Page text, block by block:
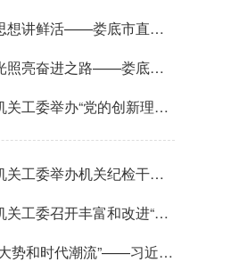
把鲜活的思想讲鲜活——娄底市直机关“党的创新理论我来讲”现场交流展示会侧记
以理论之光照亮奋进之路——娄底市直机关工委举办“党的创新理论我来讲”现场交流展示会
娄底市直机关工委举办“党的创新理论我来讲”宣讲活动
娄底市直机关工委举办机关纪检干部培训班
娄底市直机关工委召开丰富和改进“三会一课”内容和形式座谈会
“顺应历史大势和时代潮流”——习近平主席同普京总统会晤侧记